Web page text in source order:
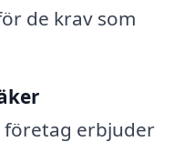
de krav som
företag erbjuder